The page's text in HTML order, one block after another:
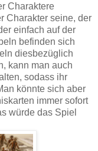
Charaktere
Charakter seine, der
einfach auf der
befinden sich
diesbezüglich
kann man auch
sodass ihr
könnte sich aber
immer sofort
würde das Spiel